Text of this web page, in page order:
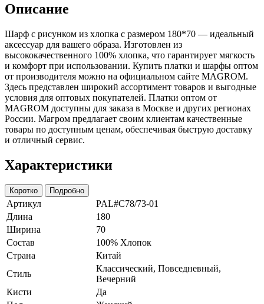
Описание
Шарф с рисунком из хлопка с размером 180*70 — идеальный
аксессуар для вашего образа. Изготовлен из
высококачественного 100% хлопка, что гарантирует мягкость
и комфорт при использовании. Купить платки и шарфы оптом
от производителя можно на официальном сайте MAGROM.
Здесь представлен широкий ассортимент товаров и выгодные
условия для оптовых покупателей. Платки оптом от
MAGROM доступны для заказа в Москве и других регионах
России. Магром предлагает своим клиентам качественные
товары по доступным ценам, обеспечивая быструю доставку
и отличный сервис.
Характеристики
Коротко Подробно
Артикул
PAL#C78/73-01
Длина
180
Ширина
70
Состав
100% Хлопок
Страна
Китай
Стиль
Классический, Повседневный,
Вечерний
Кисти
Да